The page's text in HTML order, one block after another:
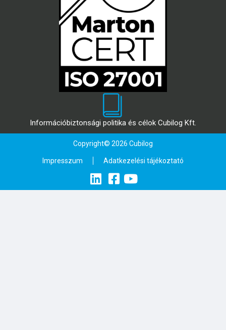
Információbiztonsági politika és célok Cubilog Kft.
Copyright© 2026 Cubilog
Impresszum Adatkezelési tájékoztató